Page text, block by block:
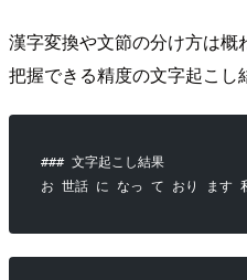
漢字変換や文節の分け方は
把握できる精度の文字起こし
### 文字起こし結果
お 世話 に なっ て おり ます